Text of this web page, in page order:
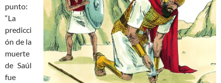
punto:
“La
predicci
ón de la
muerte
de Saúl
fue